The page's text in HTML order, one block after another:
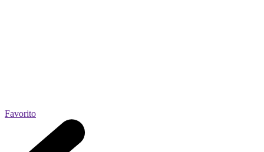
Favorito